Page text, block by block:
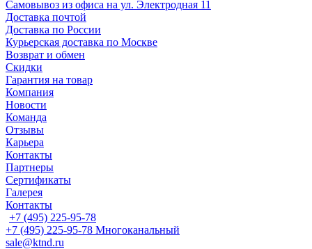
Самовывоз из офиса на ул. Электродная 11
Доставка почтой
Доставка по России
Курьерская доставка по Москве
Возврат и обмен
Скидки
Гарантия на товар
Компания
Новости
Команда
Отзывы
Карьера
Контакты
Партнеры
Сертификаты
Галерея
Контакты
+7 (495) 225-95-78
+7 (495) 225-95-78 Многоканальный
sale@ktnd.ru